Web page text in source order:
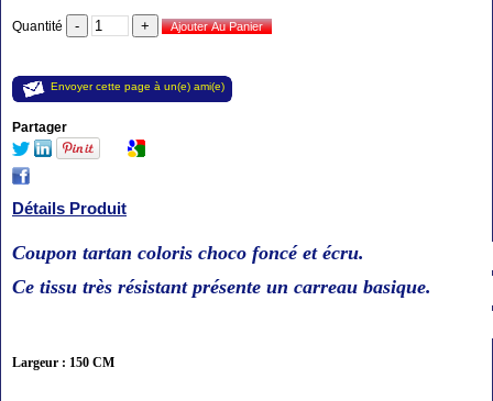
Quantité
Envoyer cette page à un(e) ami(e)
Partager
Détails Produit
Coupon tartan coloris choco foncé et écru.
Ce tissu très résistant présente un carreau basique.
Largeur : 150 CM